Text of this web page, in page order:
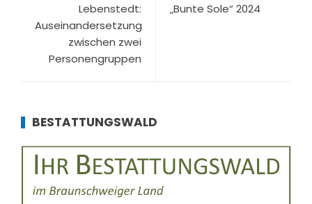
Lebenstedt:
Auseinandersetzung
zwischen zwei
Personengruppen
„Bunte Sole“ 2024
BESTATTUNGSWALD